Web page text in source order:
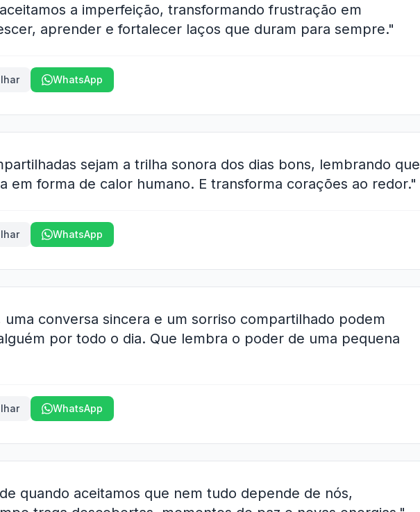
a imperfeição, transformando frustração em
aprender e fortalecer laços que duram para sempre."
WhatsApp
sejam a trilha sonora dos dias bons, lembrando que
em forma de calor humano. E transforma corações ao redor."
WhatsApp
conversa sincera e um sorriso compartilhado podem
por todo o dia. Que lembra o poder de uma pequena
WhatsApp
quando aceitamos que nem tudo depende de nós,